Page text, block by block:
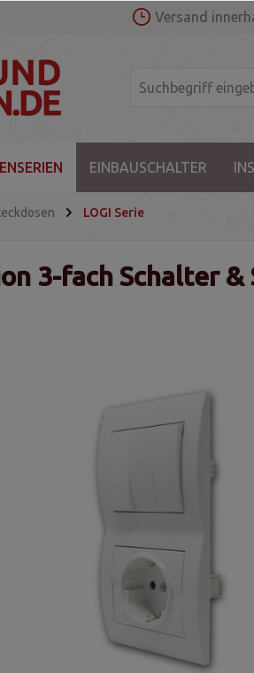
Versand
EINBAUSCHALTER
LOGI Serie
3-fach Schalter &